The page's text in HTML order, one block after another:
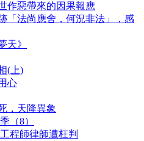
作惡帶來的因果報應
「法尚應舍，何況非法」，感
》
(上)
心
，天降異象
（8）
程師律師遭枉判